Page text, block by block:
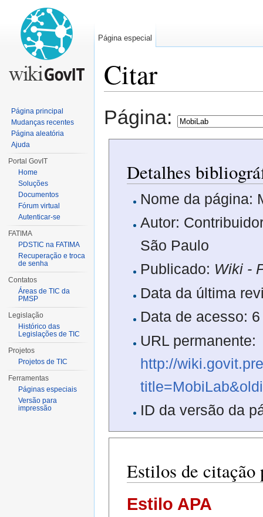
Citar
Página:
Detalhes
Nome da página:
Autor:
São Paulo
Publicado: Wiki -
Data da última
Data de acesso:
URL permanente:
http://
ID da versão da
Estilos de
Estilo APA
Página especial
Página principal
Mudanças recentes
Página aleatória
Ajuda
Portal GovIT
Home
Soluções
Documentos
Fórum virtual
Autenticar-se
FATIMA
PDSTIC na FATIMA
Recuperação e troca
de senha
Contatos
Áreas de TIC da
PMSP
Legislação
Histórico das
Legislações de TIC
Projetos
Projetos de TIC
Ferramentas
Páginas especiais
Versão para
impressão